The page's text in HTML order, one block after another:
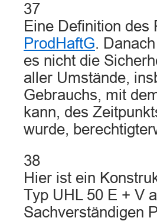
37
Eine Definition
ProdHaftG.
es nicht die
aller Umstände,
Gebrauchs, mit
kann, des
wurde,
38
Hier ist ein
Typ UHL 50 E + V
Sachverständigen